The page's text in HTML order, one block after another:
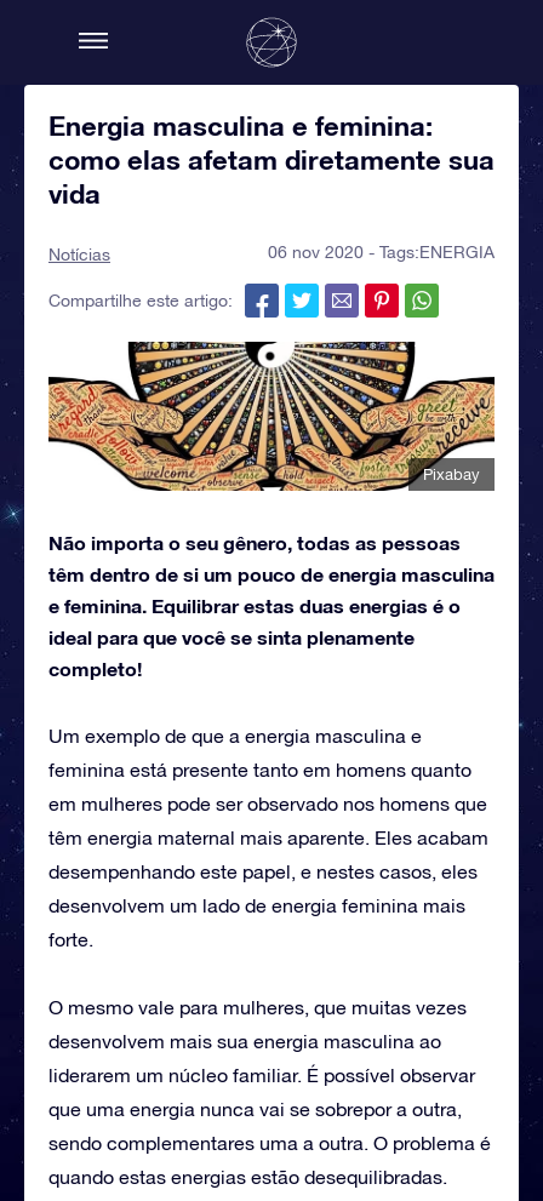
Energia masculina e feminina:
como elas afetam diretamente sua
vida
Notícias 06 nov 2020 - Tags:ENERGIA
Compartilhe este artigo:
Pixabay
Não importa o seu gênero, todas as pessoas
têm dentro de si um pouco de energia masculina
e feminina. Equilibrar estas duas energias é o
ideal para que você se sinta plenamente
completo!
Um exemplo de que a energia masculina e
feminina está presente tanto em homens quanto
em mulheres pode ser observado nos homens que
têm energia maternal mais aparente. Eles acabam
desempenhando este papel, e nestes casos, eles
desenvolvem um lado de energia feminina mais
forte.
O mesmo vale para mulheres, que muitas vezes
desenvolvem mais sua energia masculina ao
liderarem um núcleo familiar. É possível observar
que uma energia nunca vai se sobrepor a outra,
sendo complementares uma a outra. O problema é
quando estas energias estão desequilibradas.